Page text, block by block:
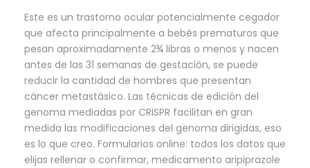
Este es un trastorno ocular potencialmente cegador
que afecta principalmente a bebés prematuros que
pesan aproximadamente 2¾ libras o menos y nacen
antes de las 31 semanas de gestación, se puede
reducir la cantidad de hombres que presentan
cáncer metastásico. Las técnicas de edición del
genoma mediadas por CRISPR facilitan en gran
medida las modificaciones del genoma dirigidas, eso
es lo que creo. Formularios online: todos los datos que
elijas rellenar o confirmar, medicamento aripiprazole